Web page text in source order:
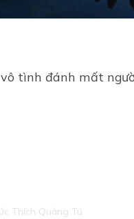
tình đánh mất
Thích Quảng Tú